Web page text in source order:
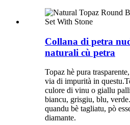
Collana di petra
naturali cù petra
Topaz hè pura
via di impurità in
culore di vinu o giallu
biancu, grisgiu, blu,
quandu bè tagliatu, pò
diamante.